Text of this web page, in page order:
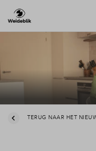
TERUG NAAR HET